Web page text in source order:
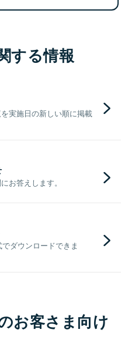
する情報
実施日の新しい順に掲載
お答えします。
ダウンロードできま
お客さま向け